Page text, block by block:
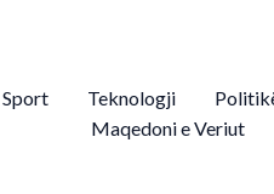
Sport Teknologji
Maqedoni e Veriut